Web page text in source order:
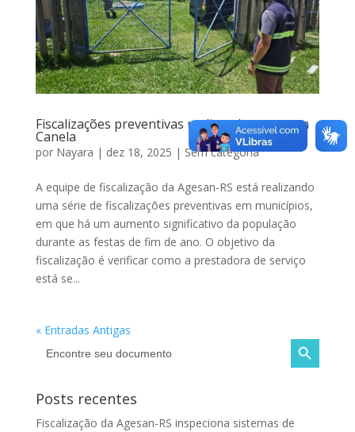
Fiscalizações preventivas no litoral norte e em
Canela
por Nayara | dez 18, 2025 | Sem categoria
A equipe de fiscalização da Agesan-RS está realizando
uma série de fiscalizações preventivas em municípios,
em que há um aumento significativo da população
durante as festas de fim de ano. O objetivo da
fiscalização é verificar como a prestadora de serviço
está se...
« Entradas Antigas
for:
Search Button
Posts recentes
Fiscalização da Agesan-RS inspeciona sistemas de